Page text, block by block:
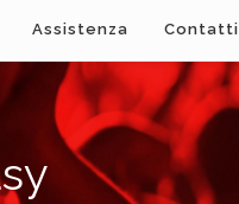
Assistenza Contatti